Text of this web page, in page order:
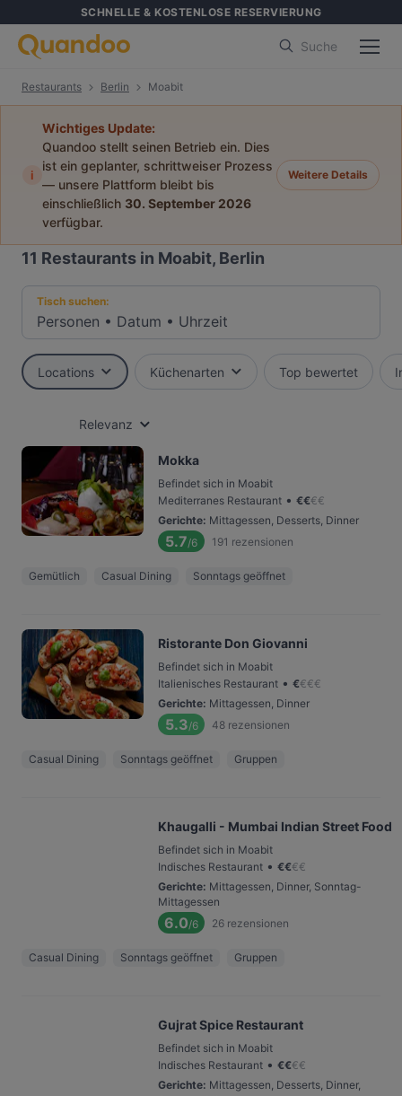
SCHNELLE & KOSTENLOSE RESERVIERUNG
Suche
Restaurants Berlin Moabit
i
Wichtiges Update:
Quandoo stellt seinen Betrieb ein. Dies
ist ein geplanter, schrittweiser Prozess
— unsere Plattform bleibt bis
einschließlich 30. September 2026
verfügbar.
Weitere Details
11 Restaurants in Moabit, Berlin
Tisch suchen:
Personen • Datum • Uhrzeit
Locations Küchenarten Top bewertet
Relevanz
Mokka
Befindet sich in Moabit
Mediterranes Restaurant • €€€€
Gerichte: Mittagessen, Desserts, Dinner
5.7/6 191 rezensionen
Gemütlich Casual Dining Sonntags geöffnet
Ristorante Don Giovanni
Befindet sich in Moabit
Italienisches Restaurant • €€€€
Gerichte: Mittagessen, Dinner
5.3/6 48 rezensionen
Casual Dining Sonntags geöffnet Gruppen
Khaugalli - Mumbai Indian Street Food
Befindet sich in Moabit
Indisches Restaurant • €€€€
Gerichte: Mittagessen, Dinner, Sonntag-
Mittagessen
6.0/6 26 rezensionen
Casual Dining Sonntags geöffnet Gruppen
Gujrat Spice Restaurant
Befindet sich in Moabit
Indisches Restaurant • €€€€
Gerichte: Mittagessen, Desserts, Dinner,